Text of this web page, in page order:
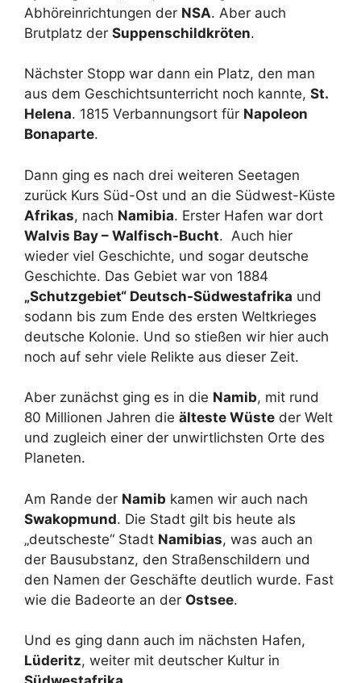
Abhöreinrichtungen der NSA. Aber auch
Brutplatz der Suppenschildkröten.
Nächster Stopp war dann ein Platz, den man
aus dem Geschichtsunterricht noch kannte, St.
Helena. 1815 Verbannungsort für Napoleon
Bonaparte.
Dann ging es nach drei weiteren Seetagen
zurück Kurs Süd-Ost und an die Südwest-Küste
Afrikas, nach Namibia. Erster Hafen war dort
Walvis Bay – Walfisch-Bucht. Auch hier
wieder viel Geschichte, und sogar deutsche
Geschichte. Das Gebiet war von 1884
„Schutzgebiet“ Deutsch-Südwestafrika und
sodann bis zum Ende des ersten Weltkrieges
deutsche Kolonie. Und so stießen wir hier auch
noch auf sehr viele Relikte aus dieser Zeit.
Aber zunächst ging es in die Namib, mit rund
80 Millionen Jahren die älteste Wüste der Welt
und zugleich einer der unwirtlichsten Orte des
Planeten.
Am Rande der Namib kamen wir auch nach
Swakopmund. Die Stadt gilt bis heute als
„deutscheste“ Stadt Namibias, was auch an
der Bausubstanz, den Straßenschildern und
den Namen der Geschäfte deutlich wurde. Fast
wie die Badeorte an der Ostsee.
Und es ging dann auch im nächsten Hafen,
Lüderitz, weiter mit deutscher Kultur in